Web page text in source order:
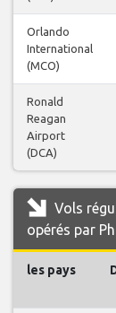
Orlando
International
(MCO)
Ronald
Reagan
Airport
(DCA)
Vols
opérés par
les pays